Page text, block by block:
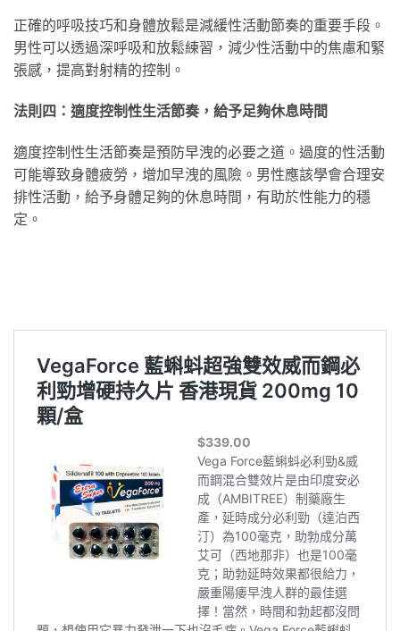
正確的呼吸技巧和身體放鬆是減緩性活動節奏的重要手段。
男性可以透過深呼吸和放鬆練習，減少性活動中的焦慮和緊
張感，提高對射精的控制。
法則四：適度控制性生活節奏，給予足夠休息時間
適度控制性生活節奏是預防早洩的必要之道。過度的性活動
可能導致身體疲勞，增加早洩的風險。男性應該學會合理安
排性活動，給予身體足夠的休息時間，有助於性能力的穩
定。